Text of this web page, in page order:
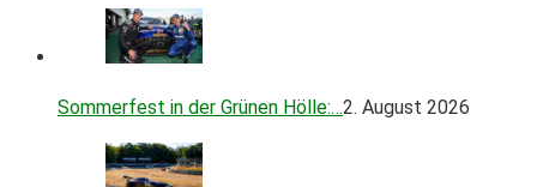
Sommerfest in der Grünen Hölle:…2. August 2026